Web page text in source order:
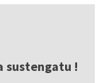
sustengatu !